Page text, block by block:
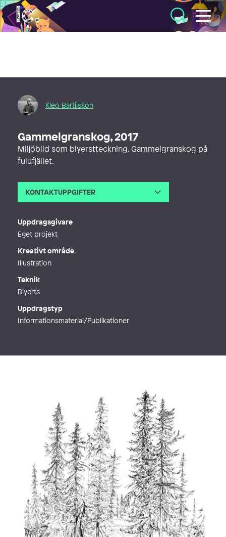
Illustratörcentrum
Kleo Bartilsson
Gammelgranskog, 2017
Miljöbild som blyerstteckning. Gammelgranskog på
fulufjället.
KONTAKTUPPGIFTER
Uppdragsgivare
Eget projekt
Kreativt område
Illustration
Teknik
Blyerts
Uppdragstyp
Informationsmaterial/Publikationer